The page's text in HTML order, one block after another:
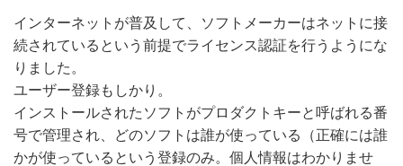
インターネットが普及して、ソフトメーカーはネットに接
続されているという前提でライセンス認証を行うようにな
りました。
ユーザー登録もしかり。
インストールされたソフトがプロダクトキーと呼ばれる番
号で管理され、どのソフトは誰が使っている（正確には誰
かが使っているという登録のみ。個人情報はわかりませ